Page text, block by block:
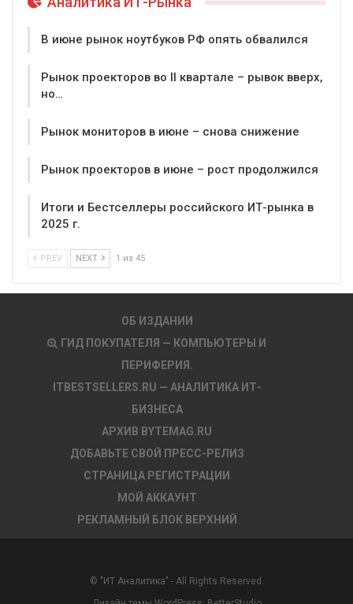
В июне рынок ноутбуков РФ опять обвалился
Рынок проекторов во II квартале – рывок вверх,
но…
Рынок мониторов в июне – снова снижение
Рынок проекторов в июне – рост продолжился
Итоги и Бестселлеры российского ИТ-рынка в
2025 г.
PREV NEXT 1 из 45
ОБ ИЗДАНИИ
ГИД ПОКУПАТЕЛЯ — КОМПЬЮТЕРЫ И
ПЕРИФЕРИЯ.
ITBESTSELLERS.RU — АНАЛИТИКА ИТ-
БИЗНЕСА
АРХИВ BYTEMAG.RU
ДОБАВЬТЕ СВОЙ ПРЕСС-РЕЛИЗ
СТРАНИЦА РЕГИСТРАЦИИ
МОЙ АККАУНТ
РЕКЛАМНЫЙ БЛОК ВЕРХНИЙ
© "ИТ Аналитика" - All Rights Reserved.